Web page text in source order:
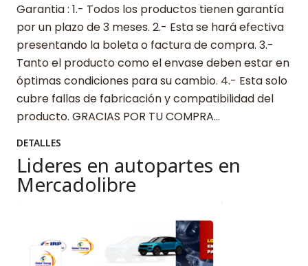
Garantia : 1.- Todos los productos tienen garantía
por un plazo de 3 meses. 2.- Esta se hará efectiva
presentando la boleta o factura de compra. 3.-
Tanto el producto como el envase deben estar en
óptimas condiciones para su cambio. 4.- Esta solo
cubre fallas de fabricación y compatibilidad del
producto. GRACIAS POR TU COMPRA…
DETALLES
Lideres en autopartes en
Mercadolibre